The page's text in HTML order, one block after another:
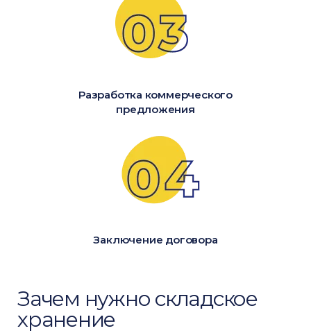
Разработка коммерческого
предложения
Заключение договора
Зачем нужно складское
хранение